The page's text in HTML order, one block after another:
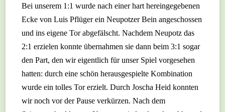
Bei unserem 1:1 wurde nach einer hart hereingegebenen
Ecke von Luis Pflüger ein Neupotzer Bein angeschossen
und ins eigene Tor abgefälscht. Nachdem Neupotz das
2:1 erzielen konnte übernahmen sie dann beim 3:1 sogar
den Part, den wir eigentlich für unser Spiel vorgesehen
hatten: durch eine schön herausgespielte Kombination
wurde ein tolles Tor erzielt. Durch Joscha Heid konnten
wir noch vor der Pause verkürzen. Nach dem